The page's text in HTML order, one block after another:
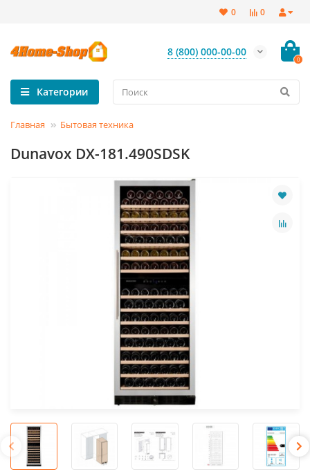
0
0
8 (800) 000-00-00
0
Категории
Главная Бытовая техника
Dunavox DX-181.490SDSK